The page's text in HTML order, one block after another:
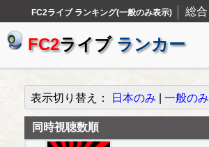
FC2ライブ ランキング(一般のみ表示) 総合
FC2ライブ ランカー
表示切り替え： 日本のみ 一般のみ
同時視聴数順